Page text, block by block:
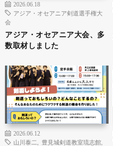
2026.06.18
アジア・オセアニア剣道選手権大
会
アジア・オセアニア大会、多
数取材しました
2026.06.12
山川泰二
豊見城剣道教室琉志館